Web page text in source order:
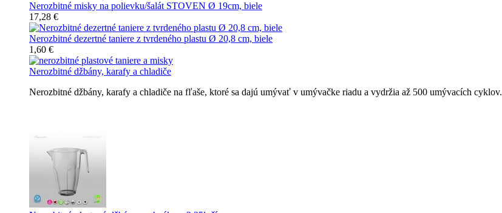
Nerozbitné misky na polievku/šalát STOVEN Ø 19cm, biele
17,28 €
Nerozbitné dezertné taniere z tvrdeného plastu Ø 20,8 cm, biele
1,60 €
Nerozbitné džbány, karafy a chladiče
Nerozbitné džbány, karafy a chladiče na fľaše, ktoré sa dajú umývať v umývačke riadu a vydržia až 500 umývacích cyklov.